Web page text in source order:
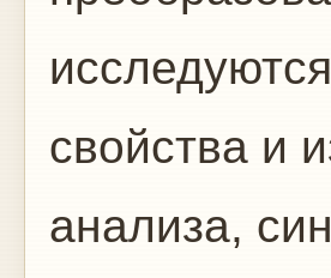
свойства и
анализа,